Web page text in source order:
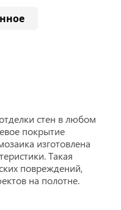
стен в любом
покрытие
изготовлена
Такая
повреждений,
на полотне.